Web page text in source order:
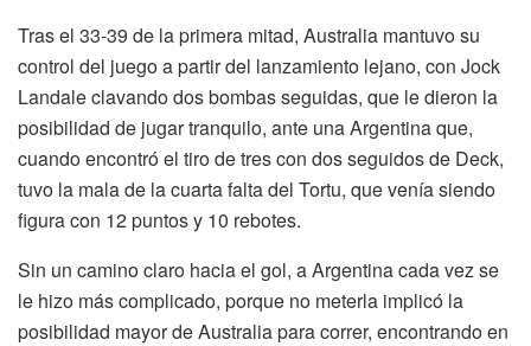
Tras el 33-39 de la primera mitad, Australia mantuvo su
control del juego a partir del lanzamiento lejano, con Jock
Landale clavando dos bombas seguidas, que le dieron la
posibilidad de jugar tranquilo, ante una Argentina que,
cuando encontró el tiro de tres con dos seguidos de Deck,
tuvo la mala de la cuarta falta del Tortu, que venía siendo
figura con 12 puntos y 10 rebotes.
Sin un camino claro hacia el gol, a Argentina cada vez se
le hizo más complicado, porque no meterla implicó la
posibilidad mayor de Australia para correr, encontrando en